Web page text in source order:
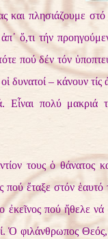
και πλησιάζουμε
ὅ,τι τήν
πού δέν τόν
οἱ δυνατοί – κάνουν
Εἶναι πολύ
τους ὁ θάνατος
πού ἔταξε στόν
πού ἤθελε
Ὁ φιλάνθρωπος